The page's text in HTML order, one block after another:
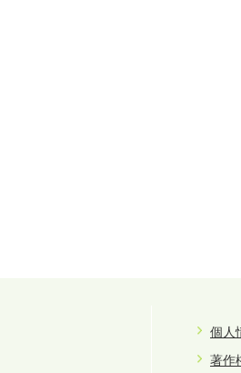
個人
著作